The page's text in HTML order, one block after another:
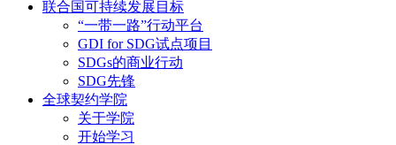
联合国可持续发展目标
“一带一路”行动平台
GDI for SDG试点项目
SDGs的商业行动
SDG先锋
全球契约学院
关于学院
开始学习